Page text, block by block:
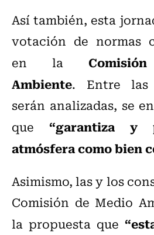
Así también, esta
votación de normas
en la
Ambiente. Entre las
serán analizadas, se
que “garantiza
atmósfera como bien
Asimismo, las y los
Comisión de Medio
la propuesta que